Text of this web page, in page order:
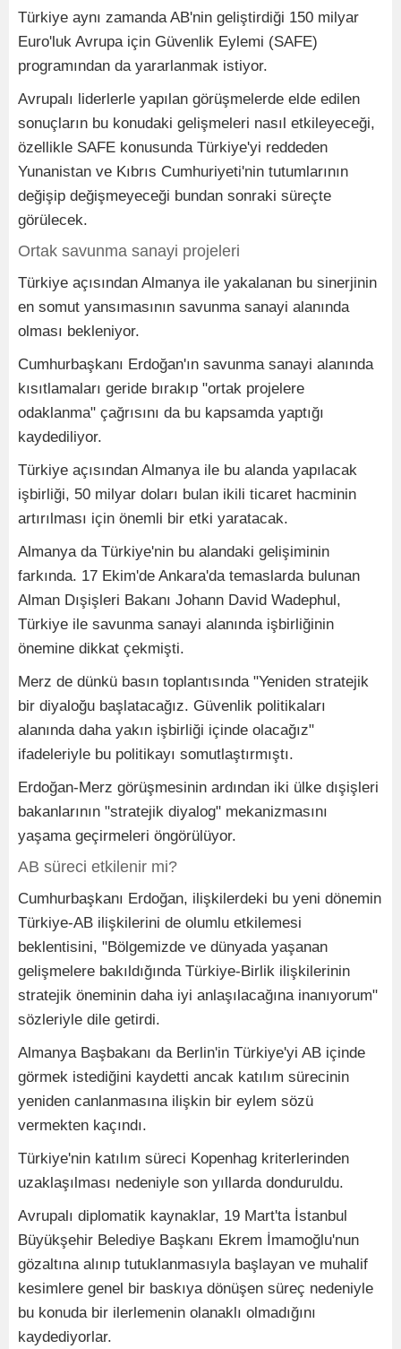
Türkiye aynı zamanda AB'nin geliştirdiği 150 milyar
Euro'luk Avrupa için Güvenlik Eylemi (SAFE)
programından da yararlanmak istiyor.
Avrupalı liderlerle yapılan görüşmelerde elde edilen
sonuçların bu konudaki gelişmeleri nasıl etkileyeceği,
özellikle SAFE konusunda Türkiye'yi reddeden
Yunanistan ve Kıbrıs Cumhuriyeti'nin tutumlarının
değişip değişmeyeceği bundan sonraki süreçte
görülecek.
Ortak savunma sanayi projeleri
Türkiye açısından Almanya ile yakalanan bu sinerjinin
en somut yansımasının savunma sanayi alanında
olması bekleniyor.
Cumhurbaşkanı Erdoğan'ın savunma sanayi alanında
kısıtlamaları geride bırakıp "ortak projelere
odaklanma" çağrısını da bu kapsamda yaptığı
kaydediliyor.
Türkiye açısından Almanya ile bu alanda yapılacak
işbirliği, 50 milyar doları bulan ikili ticaret hacminin
artırılması için önemli bir etki yaratacak.
Almanya da Türkiye'nin bu alandaki gelişiminin
farkında. 17 Ekim'de Ankara'da temaslarda bulunan
Alman Dışişleri Bakanı Johann David Wadephul,
Türkiye ile savunma sanayi alanında işbirliğinin
önemine dikkat çekmişti.
Merz de dünkü basın toplantısında "Yeniden stratejik
bir diyaloğu başlatacağız. Güvenlik politikaları
alanında daha yakın işbirliği içinde olacağız"
ifadeleriyle bu politikayı somutlaştırmıştı.
Erdoğan-Merz görüşmesinin ardından iki ülke dışişleri
bakanlarının "stratejik diyalog" mekanizmasını
yaşama geçirmeleri öngörülüyor.
AB süreci etkilenir mi?
Cumhurbaşkanı Erdoğan, ilişkilerdeki bu yeni dönemin
Türkiye-AB ilişkilerini de olumlu etkilemesi
beklentisini, "Bölgemizde ve dünyada yaşanan
gelişmelere bakıldığında Türkiye-Birlik ilişkilerinin
stratejik öneminin daha iyi anlaşılacağına inanıyorum"
sözleriyle dile getirdi.
Almanya Başbakanı da Berlin'in Türkiye'yi AB içinde
görmek istediğini kaydetti ancak katılım sürecinin
yeniden canlanmasına ilişkin bir eylem sözü
vermekten kaçındı.
Türkiye'nin katılım süreci Kopenhag kriterlerinden
uzaklaşılması nedeniyle son yıllarda donduruldu.
Avrupalı diplomatik kaynaklar, 19 Mart'ta İstanbul
Büyükşehir Belediye Başkanı Ekrem İmamoğlu'nun
gözaltına alınıp tutuklanmasıyla başlayan ve muhalif
kesimlere genel bir baskıya dönüşen süreç nedeniyle
bu konuda bir ilerlemenin olanaklı olmadığını
kaydediyorlar.